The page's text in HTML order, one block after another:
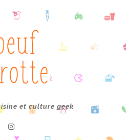
et culture geek